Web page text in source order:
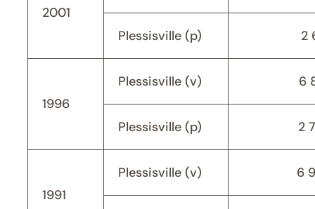
2001
Plessisville (p) 2
1996
Plessisville (v) 6
Plessisville (p) 2
1991
Plessisville (v) 6